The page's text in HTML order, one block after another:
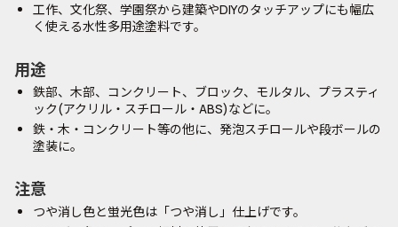
工作、文化祭、学園祭から建築やDIYのタッチアップにも幅広
く使える水性多用途塗料です。
用途
鉄部、木部、コンクリート、ブロック、モルタル、プラスティ
ック(アクリル・スチロール・ABS)などに。
鉄・木・コンクリート等の他に、発泡スチロールや段ボールの
塗装に。
注意
つや消し色と蛍光色は「つや消し」仕上げです。